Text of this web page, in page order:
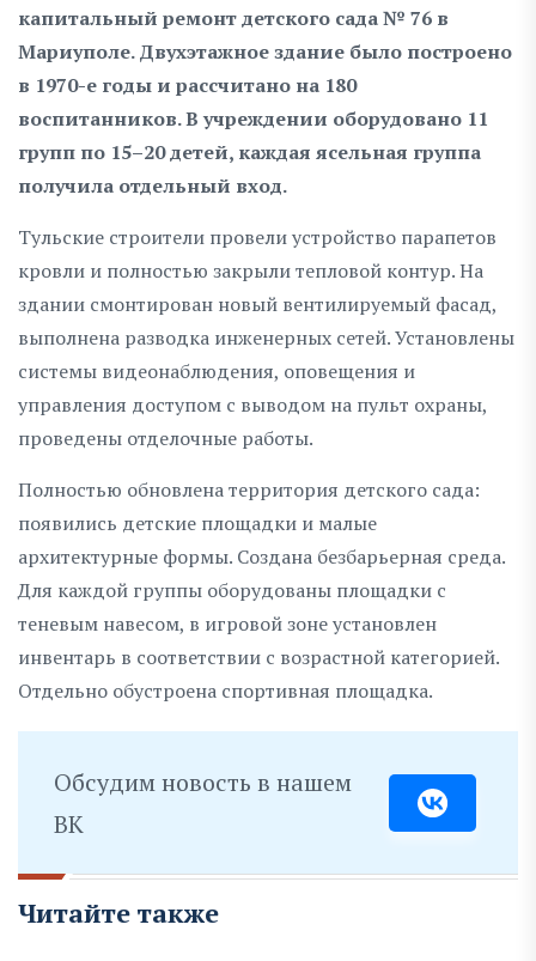
капитальный ремонт детского сада № 76 в
Мариуполе. Двухэтажное здание было построено
в 1970-е годы и рассчитано на 180
воспитанников. В учреждении оборудовано 11
групп по 15–20 детей, каждая ясельная группа
получила отдельный вход.
Тульские строители провели устройство парапетов
кровли и полностью закрыли тепловой контур. На
здании смонтирован новый вентилируемый фасад,
выполнена разводка инженерных сетей. Установлены
системы видеонаблюдения, оповещения и
управления доступом с выводом на пульт охраны,
проведены отделочные работы.
Полностью обновлена территория детского сада:
появились детские площадки и малые
архитектурные формы. Создана безбарьерная среда.
Для каждой группы оборудованы площадки с
теневым навесом, в игровой зоне установлен
инвентарь в соответствии с возрастной категорией.
Отдельно обустроена спортивная площадка.
Обсудим новость в нашем
ВК
Читайте также